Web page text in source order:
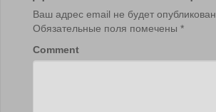
Ваш адрес email не будет опубликован.
Обязательные поля помечены *
Comment